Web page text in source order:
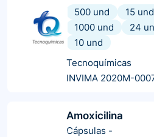
500 und
15 und
1000 und
24
10 und
Tecnoquímicas
INVIMA 2020M-
Amoxicilina
Cápsulas -